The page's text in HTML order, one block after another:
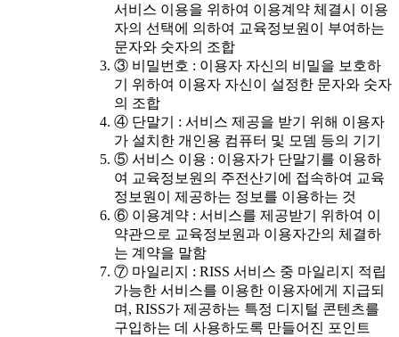
서비스 이용을 위하여 이용계약 체결시 이용
자의 선택에 의하여 교육정보원이 부여하는
문자와 숫자의 조합
③ 비밀번호 : 이용자 자신의 비밀을 보호하
기 위하여 이용자 자신이 설정한 문자와 숫자
의 조합
④ 단말기 : 서비스 제공을 받기 위해 이용자
가 설치한 개인용 컴퓨터 및 모뎀 등의 기기
⑤ 서비스 이용 : 이용자가 단말기를 이용하
여 교육정보원의 주전산기에 접속하여 교육
정보원이 제공하는 정보를 이용하는 것
⑥ 이용계약 : 서비스를 제공받기 위하여 이
약관으로 교육정보원과 이용자간의 체결하
는 계약을 말함
⑦ 마일리지 : RISS 서비스 중 마일리지 적립
가능한 서비스를 이용한 이용자에게 지급되
며, RISS가 제공하는 특정 디지털 콘텐츠를
구입하는 데 사용하도록 만들어진 포인트